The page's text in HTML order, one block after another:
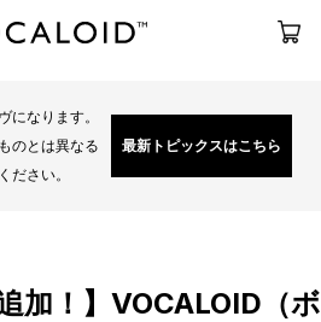
になります。
のとは異なる
ださい。
最新トピックスはこちら
加！】VOCALOID（ボ